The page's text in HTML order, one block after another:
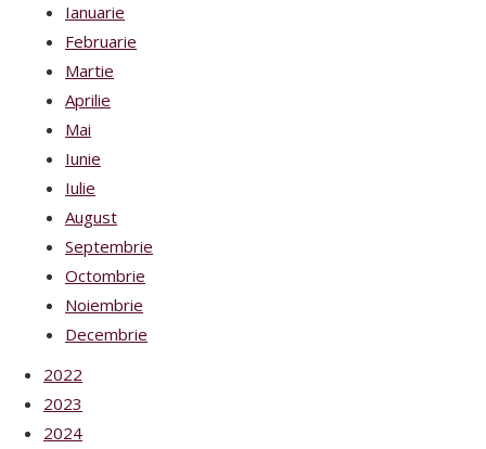
Ianuarie
Februarie
Martie
Aprilie
Mai
Iunie
Iulie
August
Septembrie
Octombrie
Noiembrie
Decembrie
2022
2023
2024